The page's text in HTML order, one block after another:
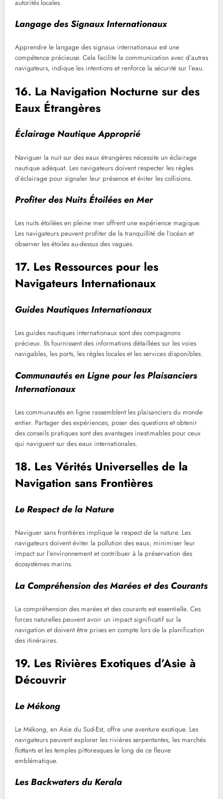
autorités locales.
Langage des Signaux Internationaux
Apprendre le langage des signaux internationaux est une
compétence précieuse. Cela facilite la communication avec d’autres
navigateurs, indique les intentions et renforce la sécurité sur l’eau.
16. La Navigation Nocturne sur des
Eaux Étrangères
Éclairage Nautique Approprié
Naviguer la nuit sur des eaux étrangères nécessite un éclairage
nautique adéquat. Les navigateurs doivent respecter les règles
d’éclairage pour signaler leur présence et éviter les collisions.
Profiter des Nuits Étoilées en Mer
Les nuits étoilées en pleine mer offrent une expérience magique.
Les navigateurs peuvent profiter de la tranquillité de l’océan et
observer les étoiles au-dessus des vagues.
17. Les Ressources pour les
Navigateurs Internationaux
Guides Nautiques Internationaux
Les guides nautiques internationaux sont des compagnons
précieux. Ils fournissent des informations détaillées sur les voies
navigables, les ports, les règles locales et les services disponibles.
Communautés en Ligne pour les Plaisanciers
Internationaux
Les communautés en ligne rassemblent les plaisanciers du monde
entier. Partager des expériences, poser des questions et obtenir
des conseils pratiques sont des avantages inestimables pour ceux
qui naviguent sur des eaux internationales.
18. Les Vérités Universelles de la
Navigation sans Frontières
Le Respect de la Nature
Naviguer sans frontières implique le respect de la nature. Les
navigateurs doivent éviter la pollution des eaux, minimiser leur
impact sur l’environnement et contribuer à la préservation des
écosystèmes marins.
La Compréhension des Marées et des Courants
La compréhension des marées et des courants est essentielle. Ces
forces naturelles peuvent avoir un impact significatif sur la
navigation et doivent être prises en compte lors de la planification
des itinéraires.
19. Les Rivières Exotiques d’Asie à
Découvrir
Le Mékong
Le Mékong, en Asie du Sud-Est, offre une aventure exotique. Les
navigateurs peuvent explorer les rivières serpentantes, les marchés
flottants et les temples pittoresques le long de ce fleuve
emblématique.
Les Backwaters du Kerala